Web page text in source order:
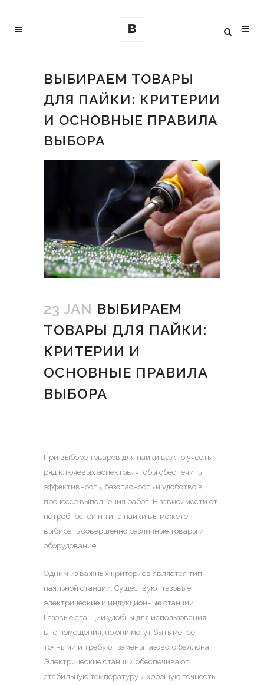
ВЫБИРАЕМ ТОВАРЫ
ДЛЯ ПАЙКИ: КРИТЕРИИ
И ОСНОВНЫЕ ПРАВИЛА
ВЫБОРА
23 JAN ВЫБИРАЕМ
ТОВАРЫ ДЛЯ ПАЙКИ:
КРИТЕРИИ И
ОСНОВНЫЕ ПРАВИЛА
ВЫБОРА
При выборе товаров для пайки важно учесть
ряд ключевых аспектов, чтобы обеспечить
эффективность, безопасность и удобство в
процессе выполнения работ. В зависимости от
потребностей и типа пайки вы можете
выбирать совершенно различные товары и
оборудование.
Одним из важных критериев является тип
паяльной станции. Существуют газовые,
электрические и индукционные станции.
Газовые станции удобны для использования
вне помещения, но они могут быть менее
точными и требуют замены газового баллона.
Электрические станции обеспечивают
стабильную температуру и хорошую точность,